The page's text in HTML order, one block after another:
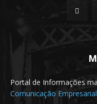
Portal de Informações
Comunicação